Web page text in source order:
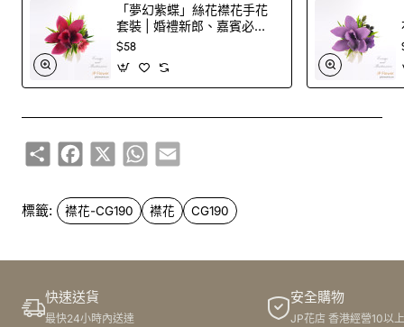
「夢幻紫蝶」絲花襟花手花
套裝 | 婚禮新郎、嘉賓必
備！
$58
ShareFacebook
X WhatsApp
Email
標籤: 襟花-CG190 襟花 CG190
快速送貨
最快24小時內送達
安全購物
JP花店 香港經營10以